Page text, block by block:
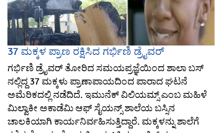
37 ಮಕ್ಕಳ ಪ್ರಾಣ‌ ರಕ್ಷಿಸಿದ ಗರ್ಭಿಣಿ ಡ್ರೈವರ್
ಗರ್ಭಿಣಿ ಡ್ರೈವರ್ ತೋರಿದ ಸಮಯಪ್ರಜ್ಞೆಯಿಂದ ಶಾಲಾ ಬಸ್
ನಲ್ಲಿದ್ದ 37 ಮಕ್ಕಳು ಪ್ರಾಣಾಪಾಯದಿಂದ ಪಾರಾದ ಘಟನೆ
ಅಮೆರಿಕದಲ್ಲಿ ನಡೆದಿದೆ. ಇಮುನೆಕ್ ವಿಲಿಯಮ್ಸ್ ಎಂಬ ಮಹಿಳೆ
ಮಿಲ್ವಾಕೀ ಅಕಾಡೆಮಿ ಆಫ್ ಸೈಯನ್ಸ್ ಶಾಲೆಯ ಬಸ್ಸಿನ
ಚಾಲಕಿಯಾಗಿ ಕಾರ್ಯನಿರ್ವಹಿಸುತ್ತಿದ್ದಾರೆ. ಮಕ್ಕಳನ್ನು ಶಾಲೆಗೆ